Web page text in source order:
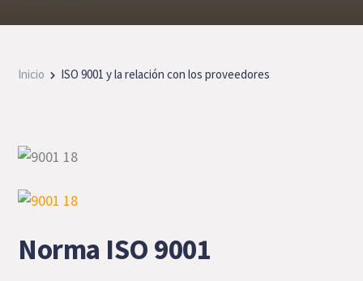
Inicio ISO 9001 y la relación con los proveedores
Norma ISO 9001